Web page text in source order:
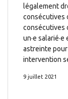
légalement
consécutives
consécutives
un·e
astreinte
intervention
9 juillet 2021